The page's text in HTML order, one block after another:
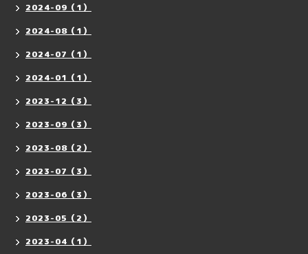
2024-09（1）
2024-08（1）
2024-07（1）
2024-01（1）
2023-12（3）
2023-09（3）
2023-08（2）
2023-07（3）
2023-06（3）
2023-05（2）
2023-04（1）